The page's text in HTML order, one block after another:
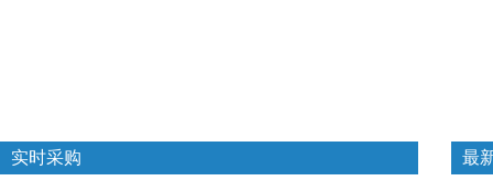
实时采购 最